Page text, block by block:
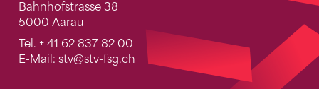
Bahnhofstrasse 38
5000 Aarau
Tel. + 41 62 837 82 00
E-Mail: stv@stv-fsg.ch